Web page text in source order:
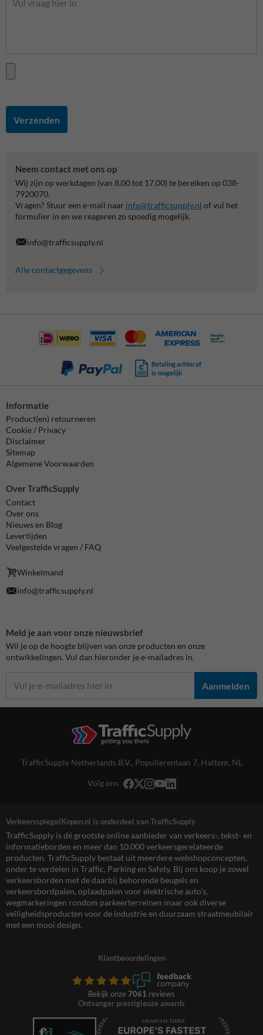
Verzenden
Neem contact met ons op
Wij zijn op werkdagen (van 8.00 tot 17.00) te bereiken op 038-
7920070.
Vragen? Stuur een e-mail naar info@trafficsupply.nl of vul het
formulier in en we reageren zo spoedig mogelijk.
info@trafficsupply.nl
Alle contactgegevens
Betaling achteraf
is mogelijk
Informatie
Product(en) retourneren
Cookie / Privacy
Disclaimer
Sitemap
Algemene Voorwaarden
Over TrafficSupply
Contact
Over ons
Nieuws en Blog
Levertijden
Veelgestelde vragen / FAQ
Winkelmand
info@trafficsupply.nl
Meld je aan voor onze nieuwsbrief
Wil je op de hoogte blijven van onze producten en onze
ontwikkelingen. Vul dan hieronder je e-mailadres in.
Aanmelden
TrafficSupply Netherlands B.V., Populierenlaan 7, Hattem, NL
Volg ons
VerkeersspiegelKopen.nl is onderdeel van TrafficSupply
TrafficSupply is dé grootste online aanbieder van verkeers-, tekst- en
informatieborden en meer dan 10.000 verkeersgerelateerde
producten. TrafficSupply bestaat uit meerdere webshopconcepten,
onder te verdelen in Traffic, Parking en Safety. Bij ons koop je zowel
verkeersborden met de daarbij behorende beugels en
verkeersbordpalen, oplaadpalen voor elektrische auto’s,
wegmarkeringen rondom parkeerterreinen maar ook diverse
veiligheidsproducten voor de industrie en duurzaam straatmeubilair
met een mooi design.
Klantbeoordelingen
Bekijk onze 7061 reviews
Ontvanger prestigieuze awards